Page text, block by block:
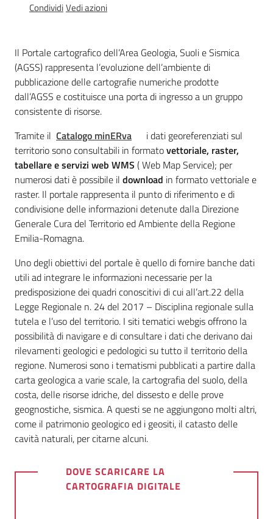
banche
Divulgazione
Seguici
su
Ambiente
Argomenti
Novità
Servizi
Leggi Atti Bandi
CondividiVedi azioni
Il Portale cartografico dell’Area Geologia, Suoli e Sismica
(AGSS) rappresenta l’evoluzione dell’ambiente di
pubblicazione delle cartografie numeriche prodotte
dall’AGSS e costituisce una porta di ingresso a un gruppo
consistente di risorse.
Tramite il Catalogo minERva
i dati georeferenziati sul
territorio sono consultabili in formatovettoriale, raster,
tabellare e servizi web WMS ( Web Map Service); per
numerosi dati è possibile il download in formato vettoriale e
raster. Il portale rappresenta il punto di riferimento e di
condivisione delle informazioni detenute dalla Direzione
Generale Cura del Territorio ed Ambiente della Regione
Emilia-Romagna.
Uno degli obiettivi del portale è quello di fornire banche dati
utili ad integrare le informazioni necessarie per la
predisposizione dei quadri conoscitivi di cui all’art.22 della
Legge Regionale n. 24 del 2017 – Disciplina regionale sulla
tutela e l’uso del territorio. I siti tematici webgis offrono la
possibilità di navigare e di consultare i dati che derivano dai
rilevamenti geologici e pedologici su tutto il territorio della
regione. Numerosi sono i tematismi pubblicati a partire dalla
carta geologica a varie scale, la cartografia del suolo, della
costa, delle risorse idriche, del dissesto e delle prove
geognostiche, sismica. A questi se ne aggiungono molti altri,
come il patrimonio geologico ed i geositi, il catasto delle
cavità naturali, per citarne alcuni.
DOVE SCARICARE LA
CARTOGRAFIA DIGITALE